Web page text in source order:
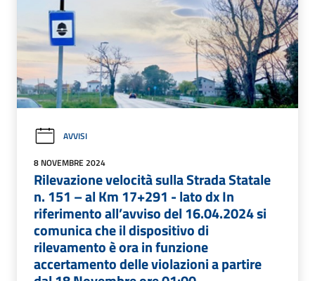
AVVISI
8 NOVEMBRE 2024
Rilevazione velocità sulla Strada Statale
n. 151 – al Km 17+291 - lato dx In
riferimento all’avviso del 16.04.2024 si
comunica che il dispositivo di
rilevamento è ora in funzione
accertamento delle violazioni a partire